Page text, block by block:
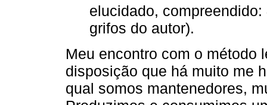
elucidado, compreendido:
grifos do autor).
Meu encontro com o método
disposição que há muito me
qual somos mantenedores,